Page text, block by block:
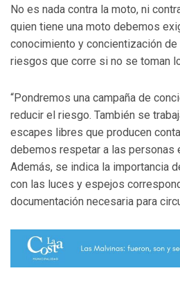
No es nada contra la moto, ni
quien tiene una moto debemos
conocimiento y concientización
riesgos que corre si no se toman
“Pondremos una campaña de
reducir el riesgo. También se
escapes libres que producen
debemos respetar a las personas
Además, se indica la importancia
con las luces y espejos
documentación necesaria para